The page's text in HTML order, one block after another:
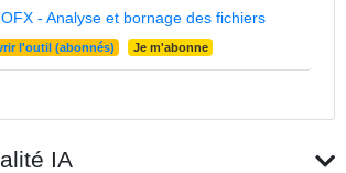
- Analyse et bornage des fichiers
l'outil (abonnés) Je m'abonne
IA